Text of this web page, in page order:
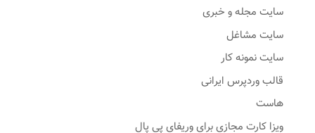
سایت مجله و خبری
سایت مشاغل
سایت نمونه کار
قالب وردپرس ایرانی
هاست
ویزا کارت مجازی برای وریفای پی پال